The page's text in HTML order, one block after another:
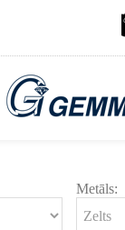
Metāls: